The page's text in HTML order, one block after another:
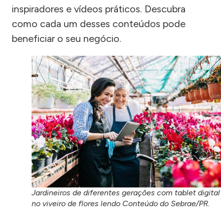
inspiradores e vídeos práticos. Descubra
como cada um desses conteúdos pode
beneficiar o seu negócio.
Jardineiros de diferentes gerações com tablet digital
no viveiro de flores lendo Conteúdo do Sebrae/PR.